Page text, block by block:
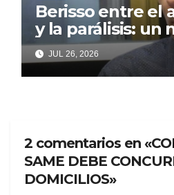
Berisso entre el
y la parálisis: un
acorralado por la
gestión y el
vecino
JUL 26, 2026
2 comentarios en
SAME DEBE
DOMICILIOS»